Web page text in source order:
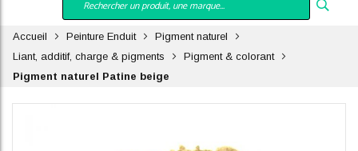
Accueil Peinture Enduit
Pigment naturel
Liant, additif, charge & pigments
Pigment & colorant
Pigment naturel Patine beige